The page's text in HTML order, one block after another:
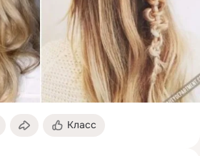
Класс